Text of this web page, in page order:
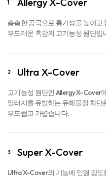
촘촘한 공극으로 통기성을 높이
부드러운 촉감의 고기능성 원단입
알러지를 유발하는 유해물질 차단
부드럽고 가볍습니다.
Ultra X-Cover의 기능에 인열 강
X-Cover는 알레르망의 최상위 테